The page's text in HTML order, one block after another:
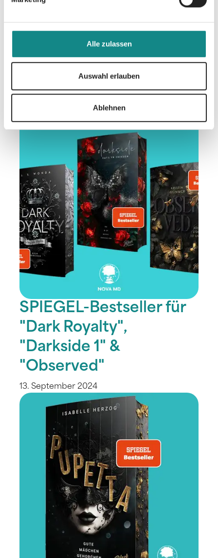
Alle zulassen
Auswahl erlauben
Ablehnen
SPIEGEL Bestseller für J.
S. Wondas "Fallen"
SPIEGEL-Bestseller für
"Dark Royalty",
"Darkside 1" &
"Observed"
13. September 2024